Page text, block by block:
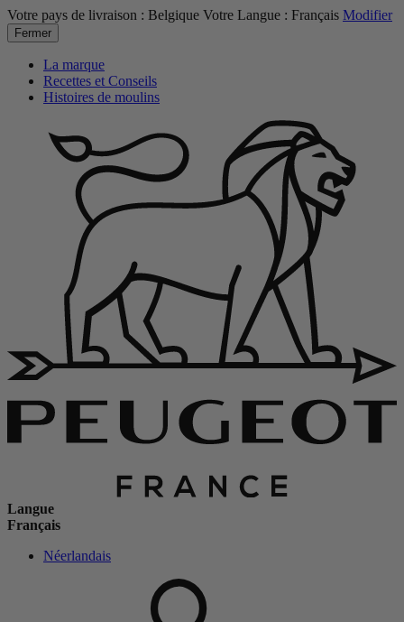
Votre pays de livraison : Belgique Votre Langue : Français Modifier
Fermer
La marque
Recettes et Conseils
Histoires de moulins
Langue
Français
Néerlandais